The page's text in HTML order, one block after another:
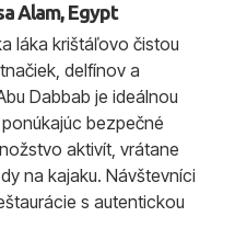
Alam, Egypt
láka krištáľovo čistou
delfínov a
Dabbab je ideálnou
bezpečné
aktivít, vrátane
na kajaku. Návštevníci
s autentickou